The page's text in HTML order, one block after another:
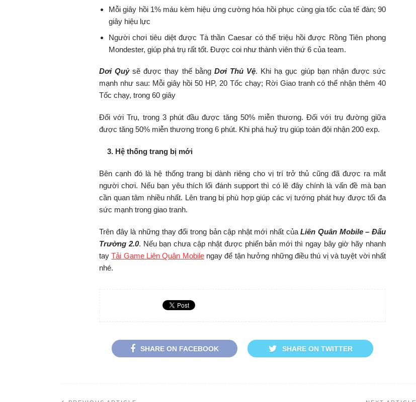
Mỗi giây hồi 1% máu kèm hiệu ứng cường hóa hồi phục cùng gia tốc của tế đàn; 90
giây hiệu lực
Người chơi tiêu diệt được Tà thần Caesar có thể triệu hồi được Rồng Tiên phong
Mondester, giúp phá trụ rất tốt. Được coi như thành viên thứ 6 của team.
Dơi Quỷsẽ được thay thế bằng Dơi Thủ Vệ. Khi hạ gục giúp bạn nhận được sức
mạnh như sau: Mỗi giây hồi 50 HP, 20 Tốc chạy; Rời Giao tranh có thể nhận thêm 40
Tốc chạy, trong 60 giây
Đối với Trụ, trong 3 phút đầu được tăng 50% miễn thương. Đối với trụ đường giữa
được tăng 50% miễn thương trong 6 phút. Khi phá huỷ trụ giúp toàn đội nhận 200 exp.
3. Hệ thống trang bị mới
Bên cạnh đó là hệ thống trang bị dành riêng cho vị trí trở thủ cũng đã được ra mắt
người chơi. Nếu bạn yêu thích lối đánh support thì có lẽ đây chính là vấn đề mà bạn
cần quan tâm nhiều nhất. Lên trang bị phù hợp giúp các vị tướng phát huy được tối đa
sức mạnh trong giao tranh.
Trên đây là những thay đổi trong bản cập nhật mới nhất củaLiên Quân Mobile – Đấu
Trường 2.0. Nếu bạn chưa cập nhật được phiển bản mới thì ngay bây giờ hãy nhanh
tayTải Game Liên Quân Mobilengay để tận hưởng những điều thú vị và tuyệt vời nhất
nhé.
SHARE ON FACEBOOK SHARE ON TWITTER